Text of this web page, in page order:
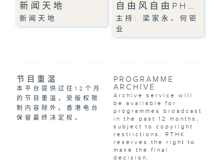
新闻天地
新闻天地
自由风自由PH…
主持: 梁家永、何钜
业
节目重温
本平台提供过往12个月
的节目重温，受版权限
制内容除外。香港电台
保留最终决定权。
PROGRAMME
ARCHIVE
Archive service will
be available for
programmes broadcast
in the past 12 months,
subject to copyright
restrictions. RTHK
reserves the right to
make the final
decision.